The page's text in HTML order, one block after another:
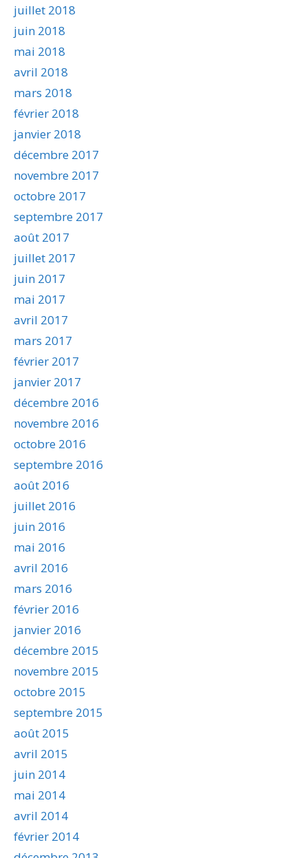
juillet 2018
juin 2018
mai 2018
avril 2018
mars 2018
février 2018
janvier 2018
décembre 2017
novembre 2017
octobre 2017
septembre 2017
août 2017
juillet 2017
juin 2017
mai 2017
avril 2017
mars 2017
février 2017
janvier 2017
décembre 2016
novembre 2016
octobre 2016
septembre 2016
août 2016
juillet 2016
juin 2016
mai 2016
avril 2016
mars 2016
février 2016
janvier 2016
décembre 2015
novembre 2015
octobre 2015
septembre 2015
août 2015
avril 2015
juin 2014
mai 2014
avril 2014
février 2014